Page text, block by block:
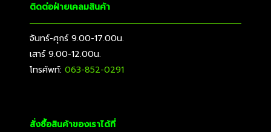
ติดต่อฝ่ายเคลมสินค้า
จันทร์-ศุกร์ 9.00-17.00น.
เสาร์ 9.00-12.00น.
โทรศัพท์: 063-852-0291
สั่งซื้อสินค้าของเราได้ที่